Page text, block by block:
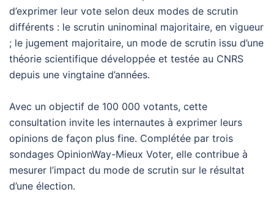
d’exprimer leur vote selon deux modes de scrutin
différents : le scrutin uninominal majoritaire, en vigueur
; le jugement majoritaire, un mode de scrutin issu d’une
théorie scientifique développée et testée au CNRS
depuis une vingtaine d’années.
Avec un objectif de 100 000 votants, cette
consultation invite les internautes à exprimer leurs
opinions de façon plus fine. Complétée par trois
sondages OpinionWay-Mieux Voter, elle contribue à
mesurer l’impact du mode de scrutin sur le résultat
d’une élection.